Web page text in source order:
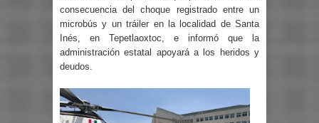
consecuencia del choque registrado entre un
microbús y un tráiler en la localidad de Santa
Inés, en Tepetlaoxtoc, e informó que la
administración estatal apoyará a los heridos y
deudos.